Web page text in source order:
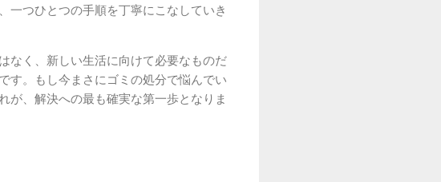
一つひとつの手順を丁寧にこなしていき
なく、新しい生活に向けて必要なものだ
す。もし今まさにゴミの処分で悩んでい
が、解決への最も確実な第一歩となりま